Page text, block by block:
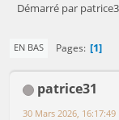
Démarré par
EN BAS Pages 1
patrice31
30 Mars 2026, 16:17:49